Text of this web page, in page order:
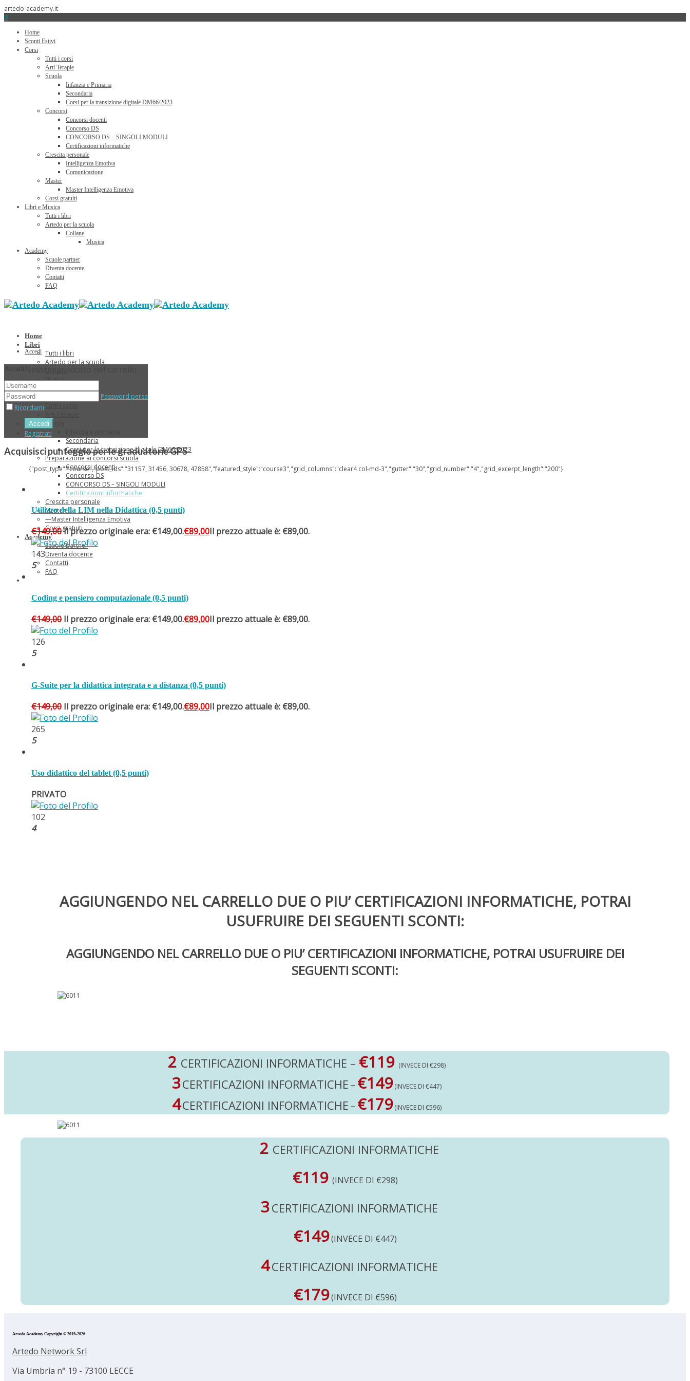
artedo-academy.it
0
Home
Sconti Estivi
Corsi
Tutti i corsi
Arti Terapie
Scuola
Infanzia e Primaria
Secondaria
Corsi per la transizione digitale DM66/2023
Concorsi
Concorsi docenti
Concorso DS
CONCORSO DS – SINGOLI MODULI
Certificazioni informatiche
Crescita personale
Intelligenza Emotiva
Comunicazione
Master
Master Intelligenza Emotiva
Corsi gratuiti
Libri e Musica
Tutti i libri
Artedo per la scuola
Collane
Musica
Academy
Scuole partner
Diventa docente
Contatti
FAQ
Home
Libri
Tutti i libri
Artedo per la scuola
Musica
Sconti Estivi
Corsi
Scuola
Secondaria
Corsi per la transizione digitale DM66/2023
Preparazione ai concorsi scuola
Concorsi docenti
Concorso DS
CONCORSO DS – SINGOLI MODULI
Certificazioni Informatiche
Crescita personale
Master
—Master Intelligenza Emotiva
Corsi gratuiti
Academy
Scuole partner
Diventa docente
Contatti
FAQ
Accedi
Password persa
Ricordami
Registrati
Acquisisci punteggio per le graduatorie GPS
{"post_type":"course","post_ids":"31157, 31456, 30678, 47858","featured_style":"course3","grid_columns":"clear4 col-md-3","gutter":"30","grid_number":"4","grid_excerpt_length":"200"}
Utilizzo della LIM nella Didattica (0,5 punti)
€149,00Il prezzo originale era: €149,00.€89,00Il prezzo attuale è: €89,00.
143
5
Coding e pensiero computazionale (0,5 punti)
€149,00 Il prezzo originale era: €149,00.€89,00Il prezzo attuale è: €89,00.
126
5
G-Suite per la didattica integrata e a distanza (0,5 punti)
€149,00 Il prezzo originale era: €149,00.€89,00Il prezzo attuale è: €89,00.
265
5
Uso didattico del tablet (0,5 punti)
PRIVATO
102
4
AGGIUNGENDO NEL CARRELLO DUE O PIU’ CERTIFICAZIONI INFORMATICHE, POTRAI
USUFRUIRE DEI SEGUENTI SCONTI:
AGGIUNGENDO NEL CARRELLO DUE O PIU’ CERTIFICAZIONI INFORMATICHE, POTRAI USUFRUIRE DEI
SEGUENTI SCONTI:
2 CERTIFICAZIONI INFORMATICHE – €119 (INVECE DI €298)
3CERTIFICAZIONI INFORMATICHE–€149(INVECE DI €447)
4CERTIFICAZIONI INFORMATICHE–€179(INVECE DI €596)
2 CERTIFICAZIONI INFORMATICHE
€119 (INVECE DI €298)
3CERTIFICAZIONI INFORMATICHE
€149(INVECE DI €447)
4CERTIFICAZIONI INFORMATICHE
€179(INVECE DI €596)
Artedo Academy Copyright © 2019-2026
Artedo Network Srl
Via Umbria n° 19 - 73100 LECCE